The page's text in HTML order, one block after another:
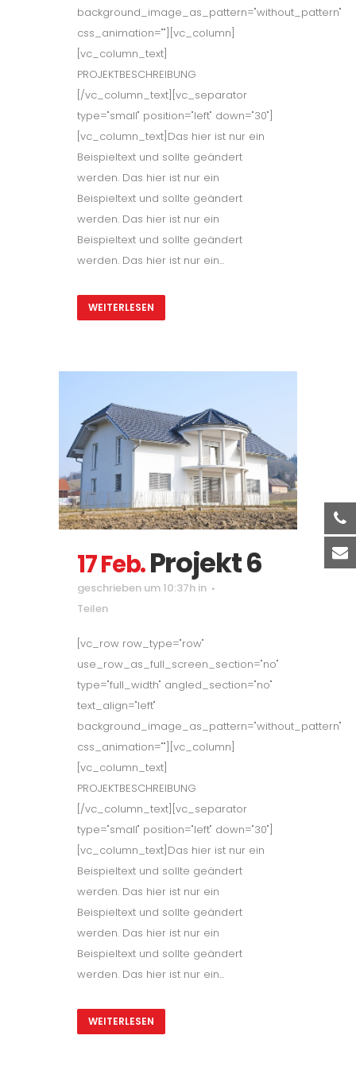
background_image_as_pattern="without_pattern"
css_animation=""][vc_column]
[vc_column_text]
PROJEKTBESCHREIBUNG
[/vc_column_text][vc_separator
type="small" position="left" down="30"]
[vc_column_text]Das hier ist nur ein
Beispieltext und sollte geändert
werden. Das hier ist nur ein
Beispieltext und sollte geändert
werden. Das hier ist nur ein
Beispieltext und sollte geändert
werden. Das hier ist nur ein...
WEITERLESEN
17 Feb.Projekt 6
geschrieben um 10:37h in
Teilen
[vc_row row_type="row"
use_row_as_full_screen_section="no"
type="full_width" angled_section="no"
text_align="left"
background_image_as_pattern="without_pattern"
css_animation=""][vc_column]
[vc_column_text]
PROJEKTBESCHREIBUNG
[/vc_column_text][vc_separator
type="small" position="left" down="30"]
[vc_column_text]Das hier ist nur ein
Beispieltext und sollte geändert
werden. Das hier ist nur ein
Beispieltext und sollte geändert
werden. Das hier ist nur ein
Beispieltext und sollte geändert
werden. Das hier ist nur ein...
WEITERLESEN